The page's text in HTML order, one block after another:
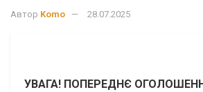
Автор Komo 28.07.2025
УВАГА! ПОПЕРЕДНЄ